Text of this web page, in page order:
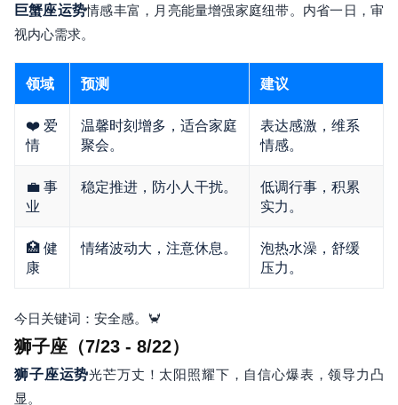
巨蟹座运势情感丰富，月亮能量增强家庭纽带。内省一日，审
视内心需求。
领域 预测 建议
❤️ 爱
情
温馨时刻增多，适合家庭
聚会。
表达感激，维系
情感。
💼 事
业
稳定推进，防小人干扰。
低调行事，积累
实力。
🏥 健
康
情绪波动大，注意休息。
泡热水澡，舒缓
压力。
今日关键词：安全感。🦀
狮子座（7/23 - 8/22）
狮子座运势光芒万丈！太阳照耀下，自信心爆表，领导力凸
显。